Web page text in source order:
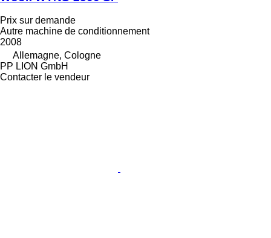
Prix sur demande
Autre machine de conditionnement
2008
Allemagne, Cologne
PP LION GmbH
Contacter le vendeur